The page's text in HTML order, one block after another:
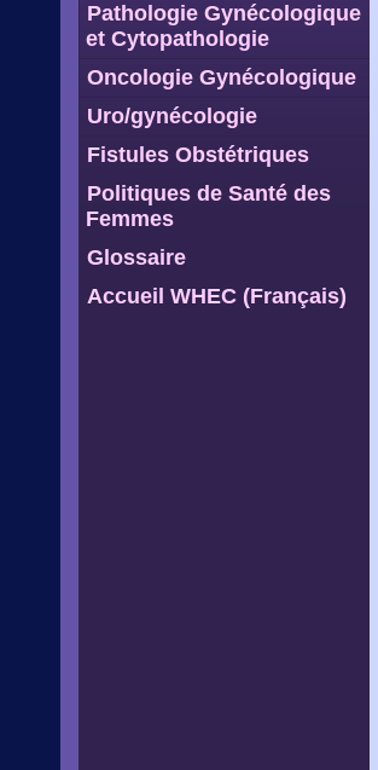
Pathologie Gynécologique
et Cytopathologie
Oncologie Gynécologique
Uro/gynécologie
Fistules Obstétriques
Politiques de Santé des
Femmes
Glossaire
Accueil WHEC (Français)